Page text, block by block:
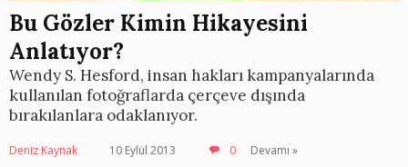
Bu Gözler Kimin Hikayesini
Anlatıyor?
Wendy S. Hesford, insan hakları kampanyalarında
kullanılan fotoğraflarda çerçeve dışında
bırakılanlara odaklanıyor.
Deniz Kaynak 10 Eylül 2013 0 Devamı »